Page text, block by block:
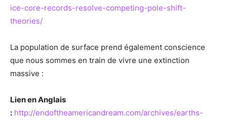
ice-core-records-resolve-competing-pole-shift-
theories/
La population de surface prend également conscience
que nous sommes en train de vivre une extinction
massive :
Lien en Anglais
: http://endoftheamericandream.com/archives/earths-